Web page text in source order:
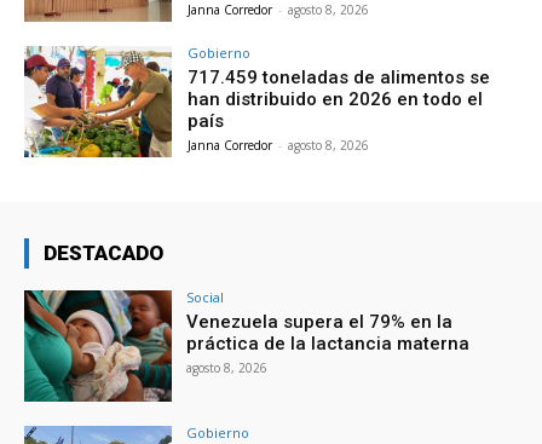
Janna Corredor - agosto 8, 2026
Gobierno
717.459 toneladas de alimentos se
han distribuido en 2026 en todo el
país
Janna Corredor - agosto 8, 2026
DESTACADO
Social
Venezuela supera el 79% en la
práctica de la lactancia materna
agosto 8, 2026
Gobierno